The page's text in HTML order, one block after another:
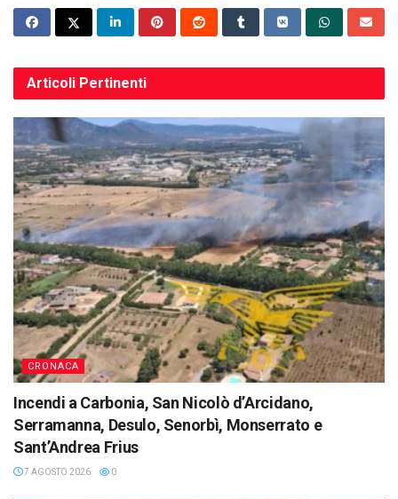
Articoli Pertinenti
CRONACA
Incendi a Carbonia, San Nicolò d’Arcidano,
Serramanna, Desulo, Senorbì, Monserrato e
Sant’Andrea Frius
7 AGOSTO 2026 0